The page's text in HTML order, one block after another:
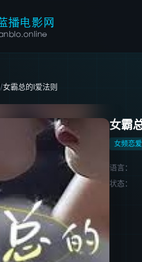
/女霸总的l爱法则
女霸
女频恋爱
语言：
状态：